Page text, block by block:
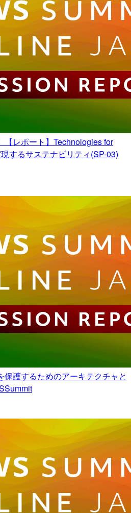
【レポート】Technologies for
するサステナビリティ(SP-03)
保護するためのアーキテクチャと